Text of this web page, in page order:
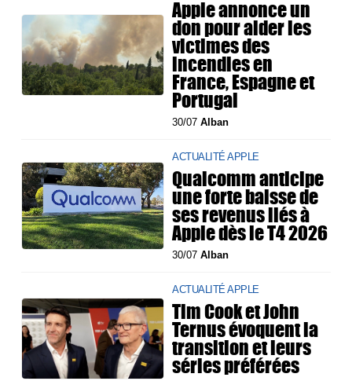
Apple annonce un
don pour aider les
victimes des
incendies en
France, Espagne et
Portugal
30/07Alban
ACTUALITÉ APPLE
Qualcomm anticipe
une forte baisse de
ses revenus liés à
Apple dès le T4 2026
30/07Alban
ACTUALITÉ APPLE
Tim Cook et John
Ternus évoquent la
transition et leurs
séries préférées